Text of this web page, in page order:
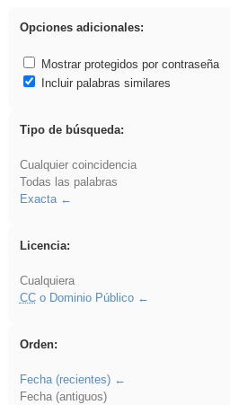
Opciones adicionales:
Mostrar protegidos por contraseña
Incluir palabras similares
Tipo de búsqueda:
Cualquier coincidencia
Todas las palabras
Exacta
Licencia:
Cualquiera
CCo Dominio Público
Orden:
Fecha (recientes)
Fecha (antiguos)